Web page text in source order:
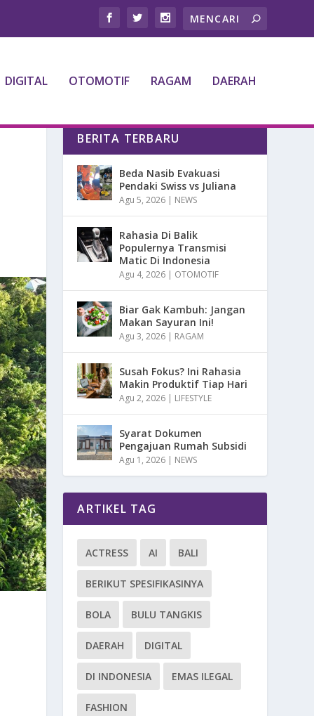
DIGITAL OTOMOTIF RAGAM DAERAH
BERITA TERBARU
Beda Nasib Evakuasi
Pendaki Swiss vs Juliana
Agu 5, 2026 | NEWS
Rahasia Di Balik
Populernya Transmisi
Matic Di Indonesia
Agu 4, 2026 | OTOMOTIF
Biar Gak Kambuh: Jangan
Makan Sayuran Ini!
Agu 3, 2026 | RAGAM
Susah Fokus? Ini Rahasia
Makin Produktif Tiap Hari
Agu 2, 2026 | LIFESTYLE
Syarat Dokumen
Pengajuan Rumah Subsidi
Agu 1, 2026 | NEWS
ARTIKEL TAG
ACTRESS AI BALI
BERIKUT SPESIFIKASINYA
BOLA BULU TANGKIS
DAERAH DIGITAL
DI INDONESIA EMAS ILEGAL
FASHION